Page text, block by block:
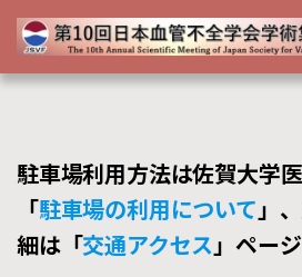
駐車場利用方法は佐賀大学
「駐車場の利用について」
細は「交通アクセス」ペー